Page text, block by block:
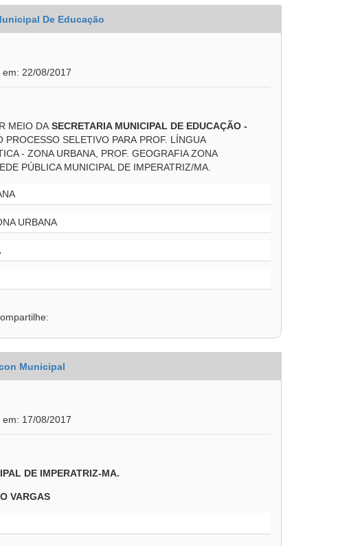
De Educação
22/08/2017
MEIO DA SECRETARIA MUNICIPAL DE EDUCAÇÃO -
SELETIVO PARA PROF. LÍNGUA
- ZONA URBANA, PROF. GEOGRAFIA ZONA
PÚBLICA MUNICIPAL DE IMPERATRIZ/MA.
URBANA
Municipal
17/08/2017
DE IMPERATRIZ-MA.
VARGAS